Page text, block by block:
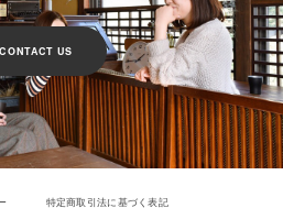
CONTACT US
特定商取引法に基づく表記